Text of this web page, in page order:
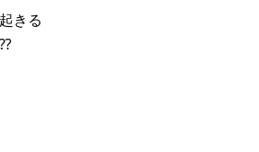
きる
⁇